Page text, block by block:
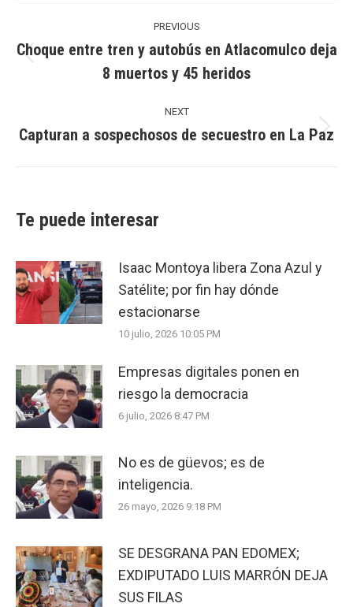
PREVIOUS
post:
Choque entre tren y autobús en Atlacomulco deja
8 muertos y 45 heridos
NEXT
Next
Capturan a sospechosos de secuestro en La Paz
Te puede interesar
Isaac Montoya libera Zona Azul y
Satélite; por fin hay dónde
estacionarse
10 julio, 2026 10:05 PM
Empresas digitales ponen en
riesgo la democracia
6 julio, 2026 8:47 PM
No es de güevos; es de
inteligencia.
26 mayo, 2026 9:18 PM
SE DESGRANA PAN EDOMEX;
EXDIPUTADO LUIS MARRÓN DEJA
SUS FILAS